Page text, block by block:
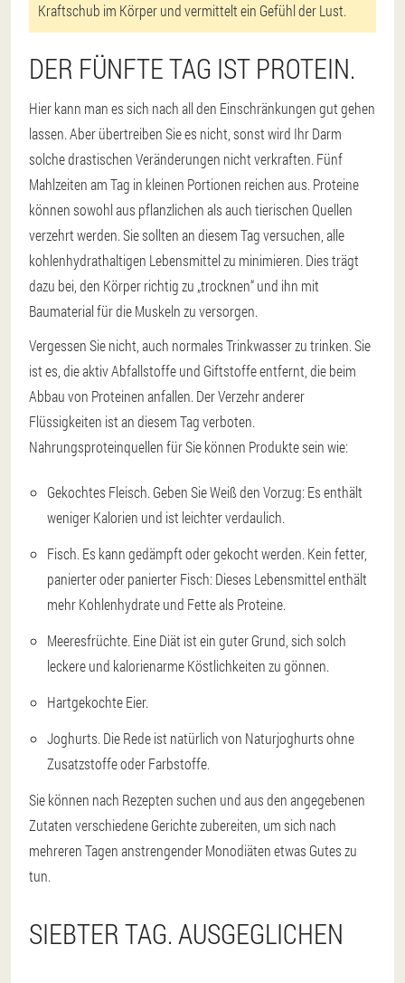
Kraftschub im Körper und vermittelt ein Gefühl der Lust.
DER FÜNFTE TAG IST PROTEIN.
Hier kann man es sich nach all den Einschränkungen gut gehen
lassen. Aber übertreiben Sie es nicht, sonst wird Ihr Darm
solche drastischen Veränderungen nicht verkraften. Fünf
Mahlzeiten am Tag in kleinen Portionen reichen aus. Proteine
können sowohl aus pflanzlichen als auch tierischen Quellen
verzehrt werden. Sie sollten an diesem Tag versuchen, alle
kohlenhydrathaltigen Lebensmittel zu minimieren. Dies trägt
dazu bei, den Körper richtig zu „trocknen“ und ihn mit
Baumaterial für die Muskeln zu versorgen.
Vergessen Sie nicht, auch normales Trinkwasser zu trinken. Sie
ist es, die aktiv Abfallstoffe und Giftstoffe entfernt, die beim
Abbau von Proteinen anfallen. Der Verzehr anderer
Flüssigkeiten ist an diesem Tag verboten.
Nahrungsproteinquellen für Sie können Produkte sein wie:
Gekochtes Fleisch. Geben Sie Weiß den Vorzug: Es enthält
weniger Kalorien und ist leichter verdaulich.
Fisch. Es kann gedämpft oder gekocht werden. Kein fetter,
panierter oder panierter Fisch: Dieses Lebensmittel enthält
mehr Kohlenhydrate und Fette als Proteine.
Meeresfrüchte. Eine Diät ist ein guter Grund, sich solch
leckere und kalorienarme Köstlichkeiten zu gönnen.
Hartgekochte Eier.
Joghurts. Die Rede ist natürlich von Naturjoghurts ohne
Zusatzstoffe oder Farbstoffe.
Sie können nach Rezepten suchen und aus den angegebenen
Zutaten verschiedene Gerichte zubereiten, um sich nach
mehreren Tagen anstrengender Monodiäten etwas Gutes zu
tun.
SIEBTER TAG. AUSGEGLICHEN